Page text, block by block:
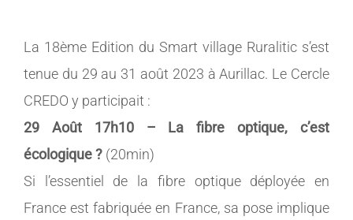
MEMBRES
CONTACT
La 18ème Edition du Smart village Ruralitic s’est
tenue du 29 au 31 août 2023 à Aurillac. Le Cercle
CREDO y participait :
29 Août 17h10 – La fibre optique, c’est
écologique ? (20min)
Si l’essentiel de la fibre optique déployée en
France est fabriquée en France, sa pose implique